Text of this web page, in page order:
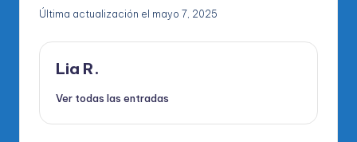
Última actualización el mayo 7, 2025
Lia R.
Ver todas las entradas